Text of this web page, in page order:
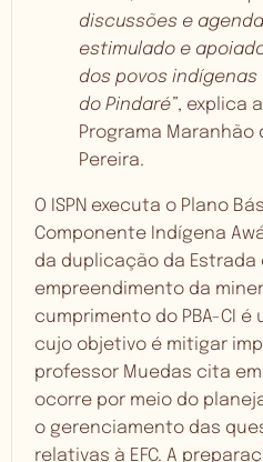
discussões e
estimulado e
dos povos
do Pindaré”, explica
Programa Maranhão
Pereira.
O ISPN executa o Plano
Componente Indígena
da duplicação da Estrada
empreendimento da
cumprimento do PBA-CI é
cujo objetivo é mitigar
professor Muedas cita
ocorre por meio do
o gerenciamento das
relativas à EFC. A